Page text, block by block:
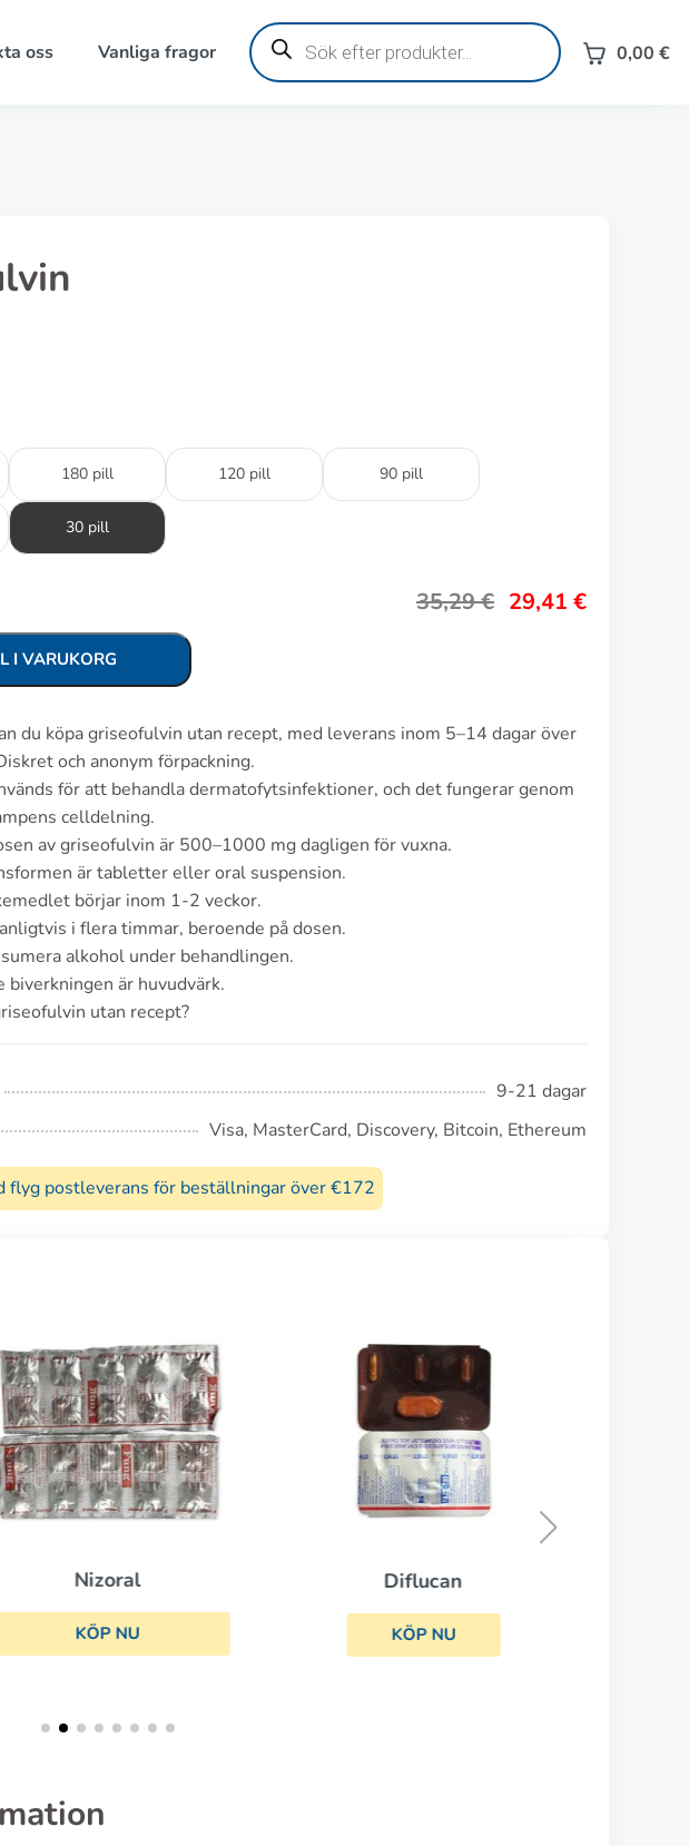
oss Vanliga fragor
Produktsökning
0,00 €
180 pill 120 pill 90 pill
30 pill
35,29€ 29,41 €
I VARUKORG
du köpa griseofulvin utan recept, med leverans inom 5–14 dagar över
och anonym förpackning.
för att behandla dermatofytsinfektioner, och det fungerar genom
celldelning.
av griseofulvin är 500–1000 mg dagligen för vuxna.
är tabletter eller oral suspension.
börjar inom 1-2 veckor.
i flera timmar, beroende på dosen.
alkohol under behandlingen.
biverkningen är huvudvärk.
utan recept?
9-21 dagar
Visa, MasterCard, Discovery, Bitcoin, Ethereum
flyg postleverans för beställningar över €172
Nizoral
KÖP NU
Diflucan
KÖP NU